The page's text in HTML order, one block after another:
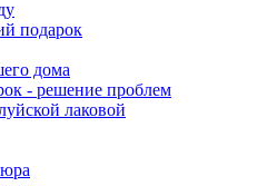
подарок
дома
- решение проблем
лаковой